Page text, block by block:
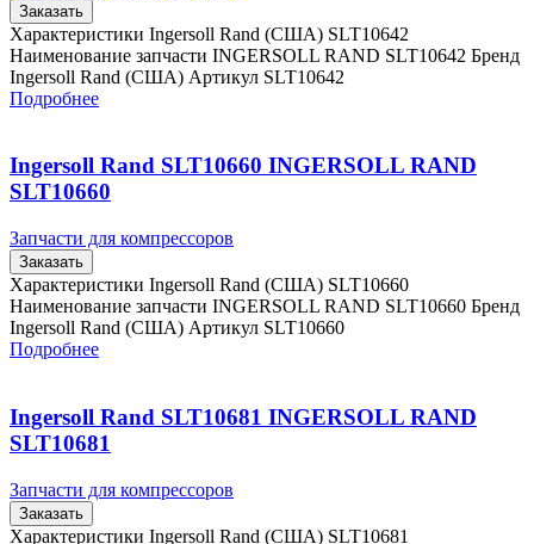
Заказать
Характеристики Ingersoll Rand (США) SLT10642
Наименование запчасти INGERSOLL RAND SLT10642 Бренд
Ingersoll Rand (США) Артикул SLT10642
Подробнее
Ingersoll Rand SLT10660 INGERSOLL RAND
SLT10660
Запчасти для компрессоров
Заказать
Характеристики Ingersoll Rand (США) SLT10660
Наименование запчасти INGERSOLL RAND SLT10660 Бренд
Ingersoll Rand (США) Артикул SLT10660
Подробнее
Ingersoll Rand SLT10681 INGERSOLL RAND
SLT10681
Запчасти для компрессоров
Заказать
Характеристики Ingersoll Rand (США) SLT10681